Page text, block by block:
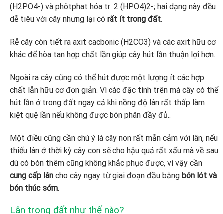
(H2PO4-) và phôtphat hóa trị 2 (HPO4)2-; hai dạng này đều
dễ tiêu với cây nhưng lại có rất ít trong đất.
Rễ cây còn tiết ra axit cacbonic (H2CO3) và các axit hữu cơ
khác để hòa tan hợp chất lần giúp cây hút lần thuận lợi hơn.
Ngoài ra cây cũng có thể hút được một lượng ít các hợp
chất lẫn hữu cơ đơn giản. Vì các đặc tính trên mà cây có thể
hút lần ở trong đất ngay cả khi nồng độ lân rất thấp làm
kiệt quệ lần nếu không được bón phân đầy đủ..
Một điều cũng cần chú ý là cây non rất mẫn cảm với lân, nếu
thiếu lân ở thời kỳ cây con sẽ cho hậu quả rất xấu mà về sau
dù có bón thêm cũng không khắc phục được, vì vậy cần
cung cấp lân cho cây ngay từ giai đoạn đầu bằng bón lót và
bón thúc sớm.
Lân trong đất như thế nào?